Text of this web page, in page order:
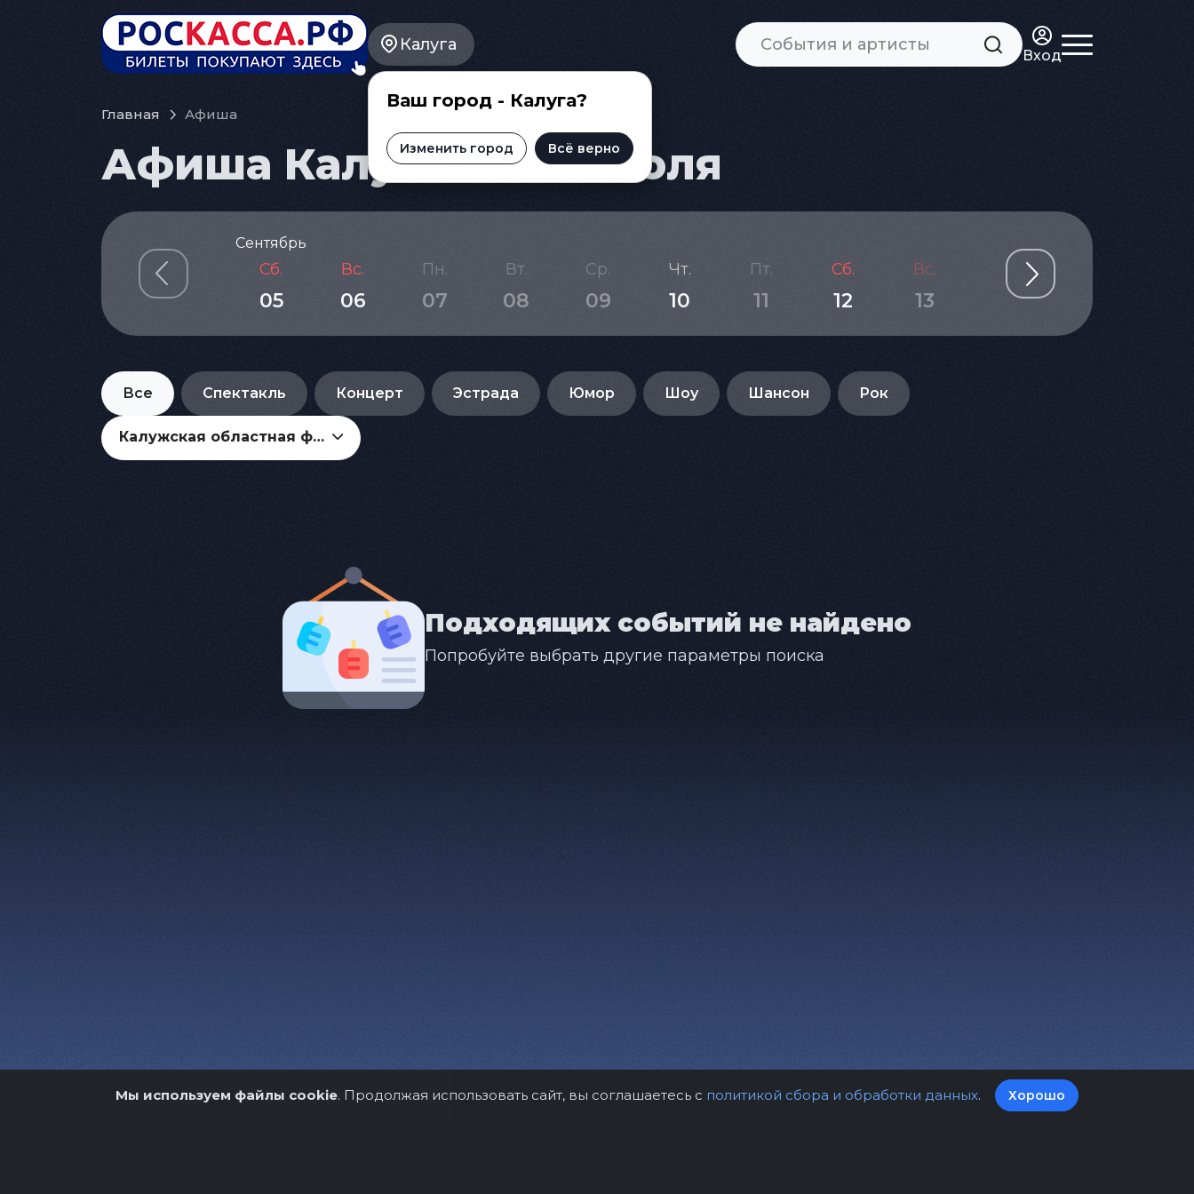
Калуга
Ваш город - Калуга?
Изменить город Всё верно
Вход
Главная Афиша
Афиша Калуги на 26 июля
Сентябрь
Сб.
05
Вс.
06
Пн.
07
Вт.
08
Ср.
09
Чт.
10
Пт.
11
Сб.
12
Вс.
13
Пн.
14 15
Все Спектакль Концерт Эстрада Юмор Шоу Шансон Рок
Калужская областная филармония
Подходящих событий не найдено
Попробуйте выбрать другие параметры поиска
Мы используем файлы cookie. Продолжая использовать сайт, вы соглашаетесь с политикой сбора и обработки данных. Хорошо